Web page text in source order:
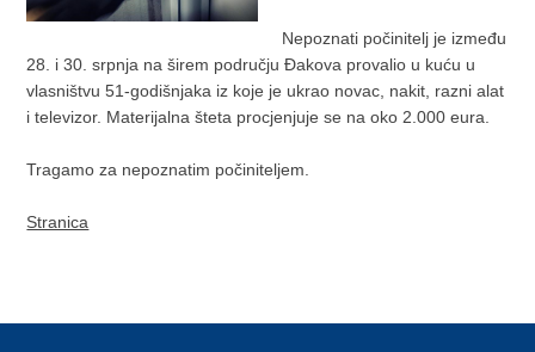
Nepoznati počinitelj je između
28. i 30. srpnja na širem području Đakova provalio u kuću u
vlasništvu 51-godišnjaka iz koje je ukrao novac, nakit, razni alat
i televizor. Materijalna šteta procjenjuje se na oko 2.000 eura.
Tragamo za nepoznatim počiniteljem.
Stranica